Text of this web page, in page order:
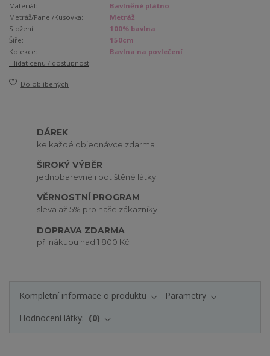
Materiál:
Bavlněné plátno
Metráž/Panel/Kusovka:
Metráž
Složení:
100% bavlna
Šíře:
150cm
Kolekce:
Bavlna na povlečení
Hlídat cenu / dostupnost
Do oblíbených
DÁREK
ke každé objednávce zdarma
ŠIROKÝ VÝBĚR
jednobarevné i potištěné látky
VĚRNOSTNÍ PROGRAM
sleva až 5% pro naše zákazníky
DOPRAVA ZDARMA
při nákupu nad 1 800 Kč
Kompletní informace o produktu
Parametry
Hodnocení látky:
0